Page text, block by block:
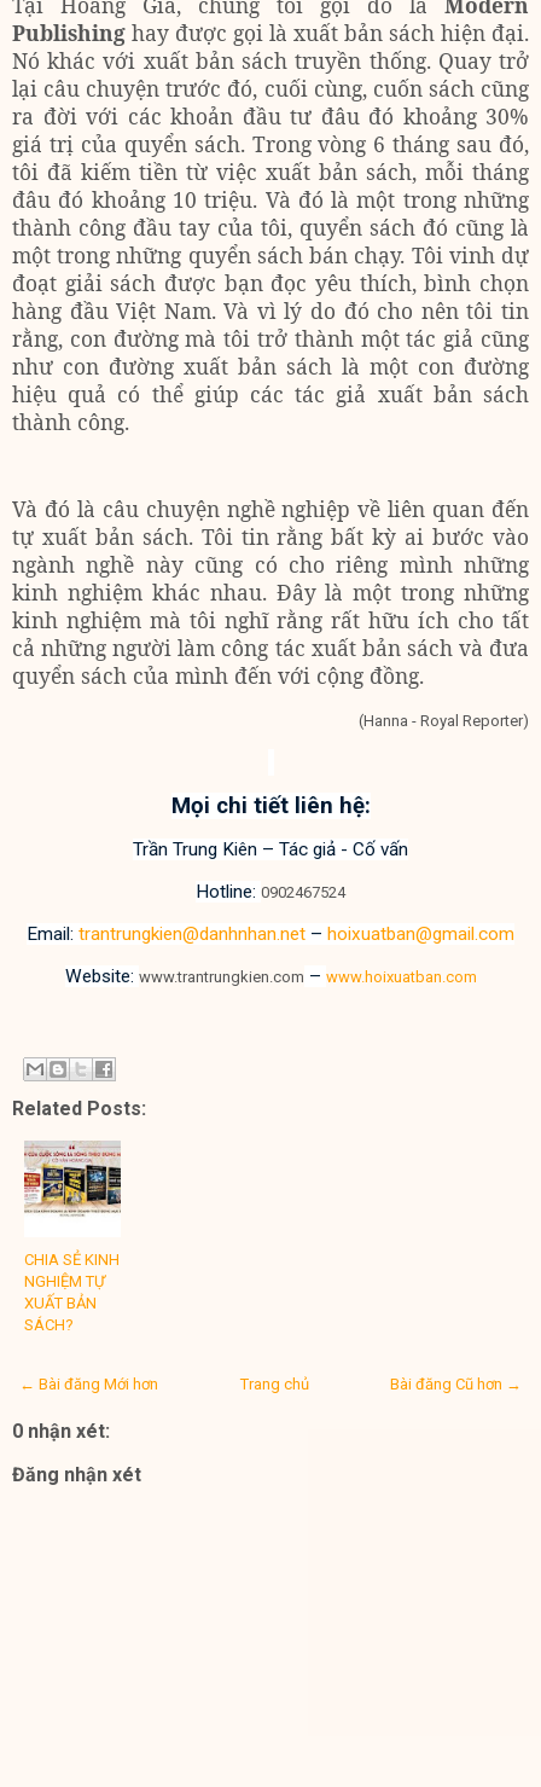
Publishing hay được gọi là xuất bản sách hiện đại.
Nó khác với xuất bản sách truyền thống. Quay trở
lại câu chuyện trước đó, cuối cùng, cuốn sách cũng
ra đời với các khoản đầu tư đâu đó khoảng 30%
giá trị của quyển sách. Trong vòng 6 tháng sau đó,
tôi đã kiếm tiền từ việc xuất bản sách, mỗi tháng
đâu đó khoảng 10 triệu. Và đó là một trong những
thành công đầu tay của tôi, quyển sách đó cũng là
một trong những quyển sách bán chạy. Tôi vinh dự
đoạt giải sách được bạn đọc yêu thích, bình chọn
hàng đầu Việt Nam. Và vì lý do đó cho nên tôi tin
rằng, con đường mà tôi trở thành một tác giả cũng
như con đường xuất bản sách là một con đường
hiệu quả có thể giúp các tác giả xuất bản sách
thành công.
Và đó là câu chuyện nghề nghiệp về liên quan đến
tự xuất bản sách. Tôi tin rằng bất kỳ ai bước vào
ngành nghề này cũng có cho riêng mình những
kinh nghiệm khác nhau. Đây là một trong những
kinh nghiệm mà tôi nghĩ rằng rất hữu ích cho tất
cả những người làm công tác xuất bản sách và đưa
quyển sách của mình đến với cộng đồng.
(Hanna - Royal Reporter)
Mọi chi tiết liên hệ:
Trần Trung Kiên – Tác giả - Cố vấn
Hotline: 0902467524
Email: trantrungkien@danhnhan.net – hoixuatban@gmail.com
Website: www.trantrungkien.com – www.hoixuatban.com
Related Posts:
CHIA SẺ KINH
NGHIỆM TỰ
XUẤT BẢN
SÁCH?
← Bài đăng Mới hơn Bài đăng Cũ hơn →
Trang chủ
0 nhận xét:
Đăng nhận xét